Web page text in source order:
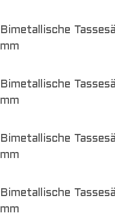
Bimetallische
mm
Bimetallische
mm
Bimetallische
mm
Bimetallische
mm